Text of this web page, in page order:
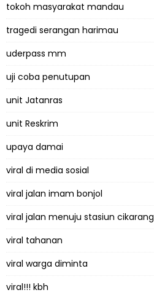
tokoh masyarakat mandau
tragedi serangan harimau
uderpass mm
uji coba penutupan
unit Jatanras
unit Reskrim
upaya damai
viral di media sosial
viral jalan imam bonjol
viral jalan menuju stasiun cikarang
viral tahanan
viral warga diminta
viral!!! kbh